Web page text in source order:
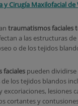
y Cirugía Maxilofacial de
traumatismos faciales t
a las estructuras de
o de los tejidos
faciales pueden dividirse
los tejidos blandos
excoriaciones, lesiones
cortantes y